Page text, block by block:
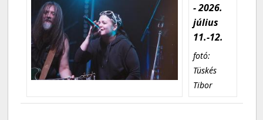
- 2026.
július
11.-12.
fotó:
Tüskés
Tibor